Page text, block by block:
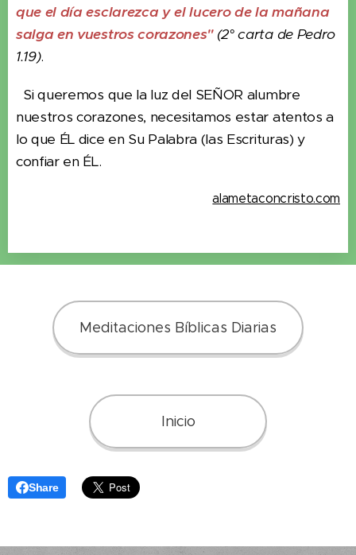
que el día esclarezca y el lucero de la mañana
salga en vuestros corazones"(2° carta de Pedro
1.19).
Si queremos que la luz del SEÑOR alumbre
nuestros corazones, necesitamos estar atentos a
lo que ÉL dice en Su Palabra (las Escrituras) y
confiar en ÉL.
alametaconcristo.com
Meditaciones Bíblicas Diarias
Inicio
Share